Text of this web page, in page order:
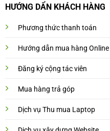
HƯỚNG DẨN KHÁCH HÀNG
Phương thức thanh toán
Hướng dẫn mua hàng Online
Đăng ký cộng tác viên
Mua hàng trả góp
Dịch vụ Thu mua Laptop